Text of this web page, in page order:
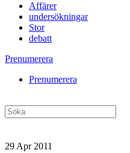
Affärer
undersökningar
Stor
debatt
Prenumerera
Prenumerera
29 Apr 2011